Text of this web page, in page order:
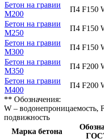
Бетон на гравии
М200
П4 F150
Бетон на гравии
М250
П4 F150
Бетон на гравии
М300
П4 F150
Бетон на гравии
М350
П4 F200
Бетон на гравии
М400
П4 F200
** Обозначения:
W – водонепроницаемость,
подвижность
Марка бетона